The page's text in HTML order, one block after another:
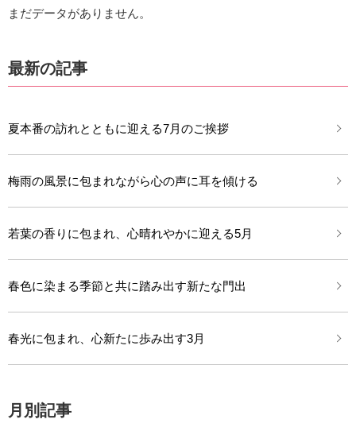
まだデータがありません。
最新の記事
夏本番の訪れとともに迎える7月のご挨拶
梅雨の風景に包まれながら心の声に耳を傾ける
若葉の香りに包まれ、心晴れやかに迎える5月
春色に染まる季節と共に踏み出す新たな門出
春光に包まれ、心新たに歩み出す3月
月別記事